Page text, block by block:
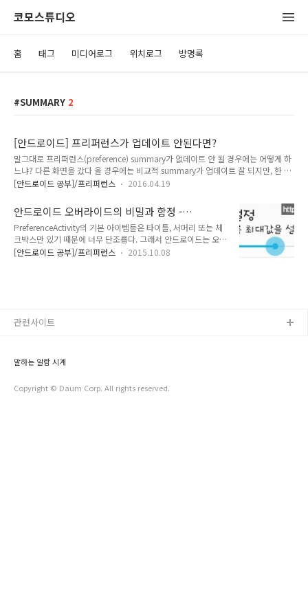
코모스튜디오
홈 태그 미디어로그 위치로그 방명록
SUMMARY 2
[안드로이드] 프리퍼런스가 업데이트 안된다면?
말그대로 프리퍼런스(preference) summary가 없데이트 안 될 경우에는 어떻게 하
느냐? 다른 화면을 갔다 올 경우에는 비교적 summary가 업데이트 잘 되지만, 한 화
면에서 바로 바로 수정이 필요 할 경우에는 쉽지 않다. 만약, 잘 되다가 destory를 한
과 같은 내용의 해결 방법을 사용하면 된다. Preference를 static으로 만들어서
setSummary를 하면 된다. 어디서? onPreferenceChange(Preference pref,
Object newValue) { 에서 받아온 pref로 pref.setSummary() 하지 말고 전역으로
선언해 놓고 하면 된다. 즉, publ..
[안드로이드 공부]/프리퍼런스 2016.04.19
안드로이드 오버라이드의 비밀과 함정 -
Preference
PreferenceActivity의 기본 아이템들은 타이틀, 서머리 또는 체
크박스만 있기 때문에 너무 단조롭다. 그래서 안드로이드는 오버
라이드해서 내 맘대로 UI를 바꿀수 있도록 제공한다. 결국, 아래
super.onCreateView(parent); mLayoutInFlater =
[안드로이드 공부]/프리퍼런스 2015.10.08
말하는 알람 시계
Copyright © Daum Corp. All rights reserved.
관련사이트